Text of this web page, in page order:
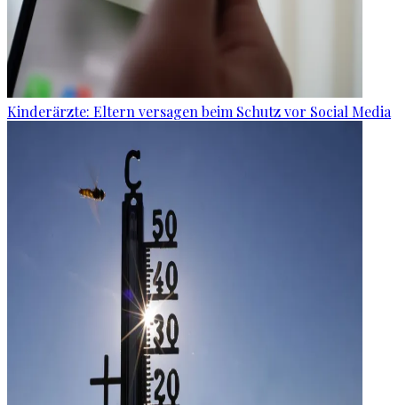
Kinderärzte: Eltern versagen beim Schutz vor Social Media